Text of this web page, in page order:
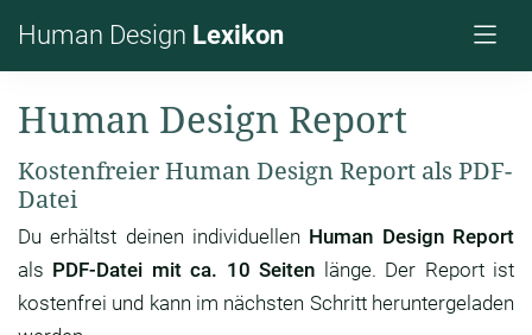
Human Design Lexikon
Human Design Report
Kostenfreier Human Design Report als PDF-
Datei
Du erhältst deinen individuellen Human Design Report
als PDF-Datei mit ca. 10 Seiten länge. Der Report ist
kostenfrei und kann im nächsten Schritt heruntergeladen